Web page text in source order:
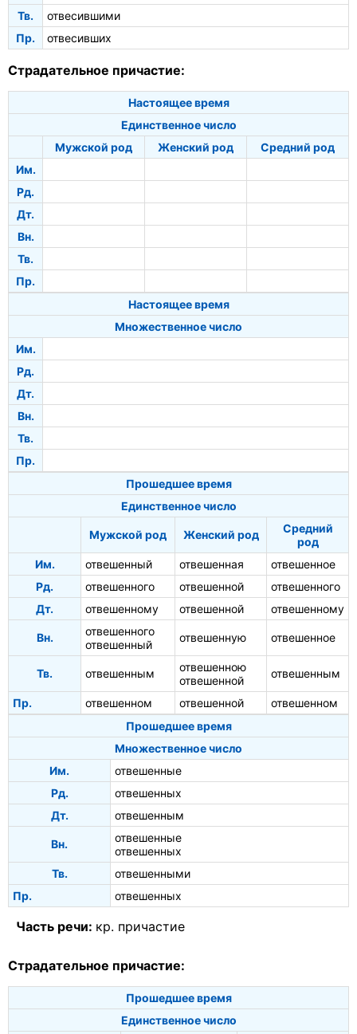
Тв.
отвесившими
Пр.
отвесивших
Страдательное причастие:
Настоящее время
Единственное число
Мужской род
Женский род
Средний род
Им.
Рд.
Дт.
Вн.
Тв.
Пр.
Настоящее время
Множественное число
Им.
Рд.
Дт.
Вн.
Тв.
Пр.
Прошедшее время
Единственное число
Мужской род Женский род
Средний
род
Им.
отвешенный отвешенная
отвешенное
Рд.
отвешенного отвешенной
отвешенного
Дт.
отвешенному отвешенной отвешенному
Вн.
отвешенного
отвешенный
отвешенную отвешенное
Тв. отвешенным
отвешенною
отвешенной
отвешенным
Пр. отвешенном отвешенной
отвешенном
Прошедшее время
Множественное число
Им.
отвешенные
Рд.
отвешенных
Дт.
отвешенным
Вн.
отвешенные
отвешенных
Тв.
отвешенными
Пр.
отвешенных
Часть речи: кр. причастие
Страдательное причастие:
Прошедшее время
Единственное число